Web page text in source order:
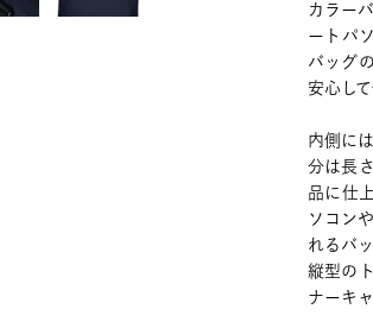
カラー
ートパ
バッグ
安心し
内側に
分は長
品に仕
ソコン
れるバ
縦型の
ナーキ